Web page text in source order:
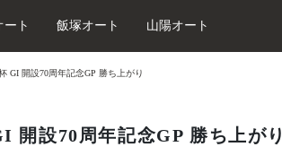
ート 飯塚オート 山陽オート
GI 開設70周年記念GP 勝ち上がり
開設70周年記念GP 勝ち上がり